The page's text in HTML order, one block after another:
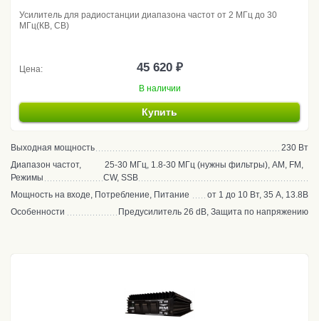
Усилитель для радиостанции диапазона частот от 2 МГц до 30
МГц(КВ, CB)
Цена: 45 620 ₽
В наличии
Купить
Выходная мощность
230 Вт
Диапазон частот,
Режимы
25-30 МГц, 1.8-30 МГц (нужны фильтры), AM, FM,
CW, SSB
Мощность на входе, Потребление, Питание
от 1 до 10 Вт, 35 А, 13.8В
Особенности
Предусилитель 26 dB, Защита по напряжению